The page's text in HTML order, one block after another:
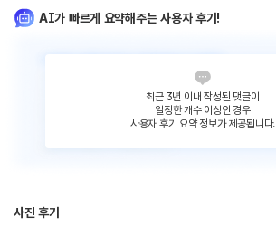
AI가 빠르게 요약해주는 사용자 후기!
최근 3년 이내 작성된 댓글이
일정한 개수 이상인 경우
사용자 후기 요약 정보가 제공됩니다.
사진 후기